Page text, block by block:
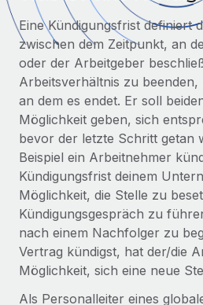
Globales Onboarding und
Freelancer:innen
PEO
Auslagern von komplexen HR-
INFRASTRUKTUR
Remote Embedded
Nahtlose Integration der HR in
Plattform
Integrierte HR-Kernfunktionen
Verknüpfen
Neu
Verknüpfung beliebiger KI-
WACHSTUMSPHASE
Startups
Agile HR- und Payroll-
Unternehmen
Mittelstand
Maßgeschneiderte HR-
vergrößern
Enterprise
Globale HR für Konzerne und
PARTNER WERDEN
Gesamtbeschäftigungskosten
Honorarzahlungen
Informationen zu möglichen
Abwicklungsfristen für globale
LERNEN MIT REMOTE
Forschung und Leitfäden
Fallstudien
HR-Glossar
Checklisten und Vorlagen
Bibliothek für
Nederlands
Français
Deutsch
Español
Italiano
Português (Portugal)
日本語
한국어
Eine Kündigungsfrist definiert
zwischen dem Zeitpunkt, an
oder der Arbeitgeber
Arbeitsverhältnis zu
an dem es endet. Er soll
Möglichkeit geben, sich
bevor der letzte Schritt getan
Beispiel ein Arbeitnehmer
Kündigungsfrist deinem
Möglichkeit, die Stelle zu
Kündigungsgespräch zu
nach einem Nachfolger zu
Vertrag kündigst, hat der/die
Möglichkeit, sich eine neue
Als Personalleiter eines